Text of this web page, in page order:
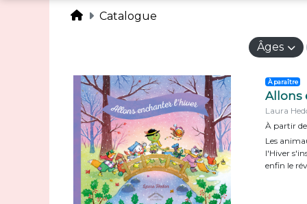
Catalogue
Âges
À paraître
Allons
Laura
À partir
Les
l'Hiver
enfin le